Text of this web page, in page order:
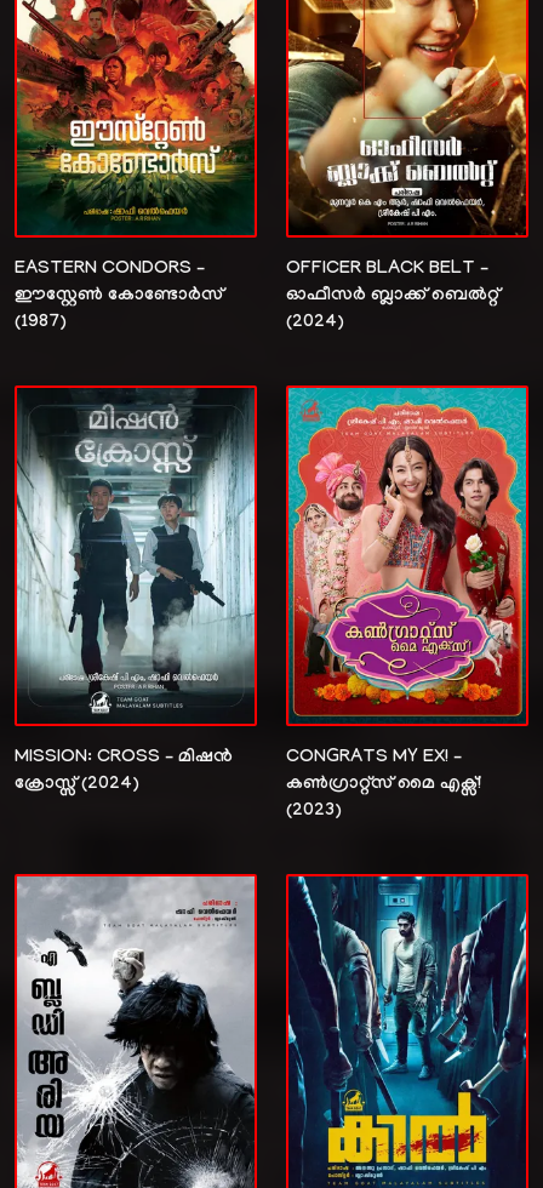
EASTERN CONDORS –
ഈസ്റ്റേൺ കോണ്ടോർസ്
(1987)
OFFICER BLACK BELT –
ഓഫീസർ ബ്ലാക്ക് ബെൽറ്റ്‌
(2024)
MISSION: CROSS – മിഷൻ
ക്രോസ്സ് (2024)
CONGRATS MY EX! –
കൺഗ്രാറ്റ്സ് മൈ എക്സ്!
(2023)